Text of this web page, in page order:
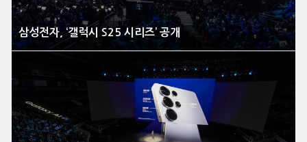
삼성전자, ‘갤럭시 S25 시리즈’ 공개